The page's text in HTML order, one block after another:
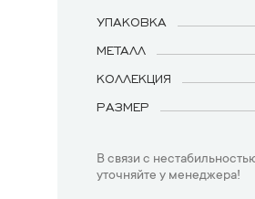
УПАКОВКА
МЕТАЛЛ
КОЛЛЕКЦИЯ
РАЗМЕР
В связи с
уточняйте у менеджера!